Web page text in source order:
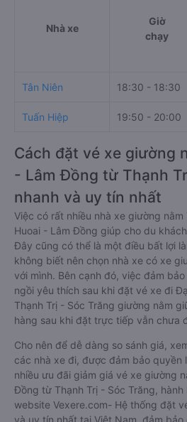
Nhà xe
Giờ
chạy
Tân Niên 18:30 - 18:30
Tuấn Hiệp 19:50 - 20:00
Cách đặt vé xe giường
- Lâm Đồng từ Thạnh
nhanh và uy tín nhất
Việc có rất nhiều nhà xe giường
Huoai - Lâm Đồng giúp cho du
Đây cũng có thể là một điều bất lợi
không biết nên chọn nhà xe có xe
với mình. Bên cạnh đó, việc đảm
ngồi yêu thích sau khi đặt vé xe đi
Thạnh Trị - Sóc Trăng giường nằm
hàng sau khi đặt trực tiếp vẫn chưa
Cho nên để dễ dàng so sánh giá,
các nhà xe đi, được đảm bảo quyền
nhiều ưu đãi giảm giá vé xe giường
Đồng từ Thạnh Trị - Sóc Trăng,
website Vexere.com- Hệ thống đặt
và uy tín nhất tại Việt Nam, đảm